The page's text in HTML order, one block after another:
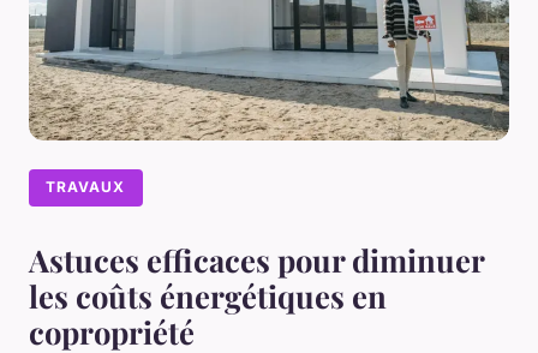
TRAVAUX
Astuces efficaces pour diminuer
les coûts énergétiques en
copropriété